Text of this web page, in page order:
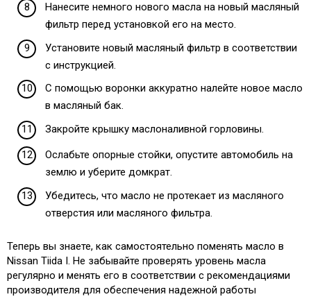
Нанесите немного нового масла на новый масляный
фильтр перед установкой его на место.
Установите новый масляный фильтр в соответствии
с инструкцией.
С помощью воронки аккуратно налейте новое масло
в масляный бак.
Закройте крышку маслоналивной горловины.
Ослабьте опорные стойки, опустите автомобиль на
землю и уберите домкрат.
Убедитесь, что масло не протекает из масляного
отверстия или масляного фильтра.
Теперь вы знаете, как самостоятельно поменять масло в
Nissan Tiida I. Не забывайте проверять уровень масла
регулярно и менять его в соответствии с рекомендациями
производителя для обеспечения надежной работы